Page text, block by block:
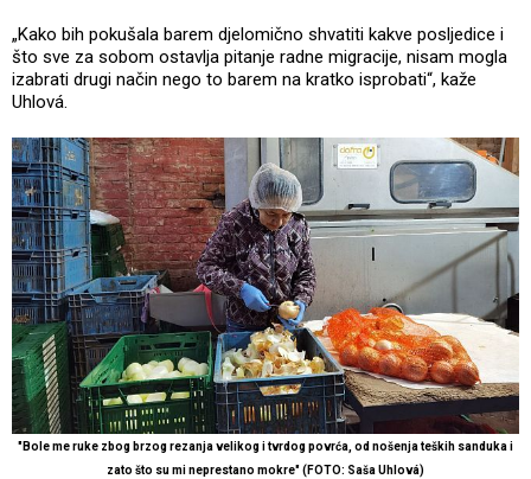
„Kako bih pokušala barem djelomično shvatiti kakve posljedice i
što sve za sobom ostavlja pitanje radne migracije, nisam mogla
izabrati drugi način nego to barem na kratko isprobati“, kaže
Uhlová.
"Bole me ruke zbog brzog rezanja velikog i tvrdog povrća, od nošenja teških sanduka i
zato što su mi neprestano mokre" (FOTO: Saša Uhlová)